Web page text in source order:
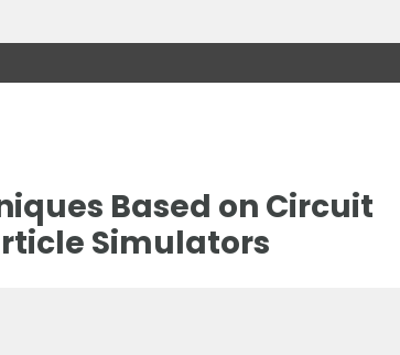
Based on Circuit
Simulators